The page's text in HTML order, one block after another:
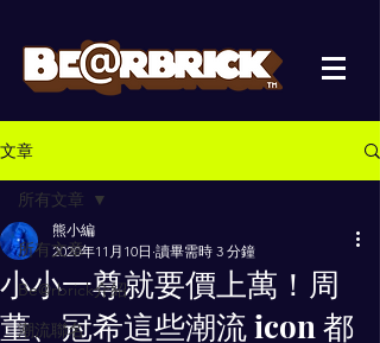
文章
所有文章
Be@rbrick介紹
潮流聯名
所有文章
小小一尊就要價上萬！周
董、冠希這些潮流 icon 都
熊小編
2020年11月10日 讀畢需時 3 分鐘